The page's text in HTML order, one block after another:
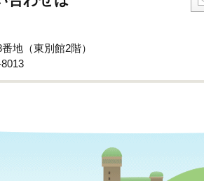
地（東別館2階）